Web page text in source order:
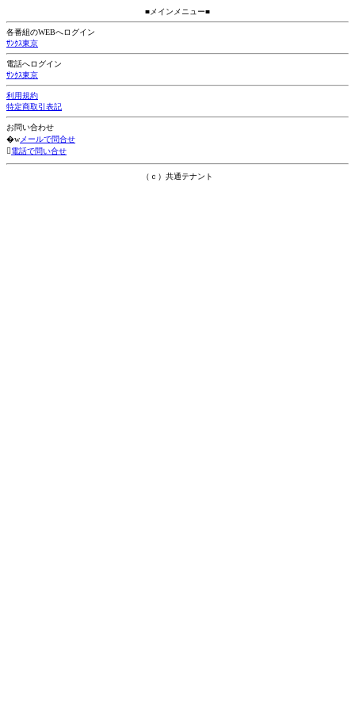
■メインメニュー■
各番組のWEBへログイン
ｻﾝｸｽ東京
電話へログイン
ｻﾝｸｽ東京
利用規約
特定商取引表記
お問い合わせ
�w メールで問合せ
電話で問い合せ
（ｃ）共通テナント